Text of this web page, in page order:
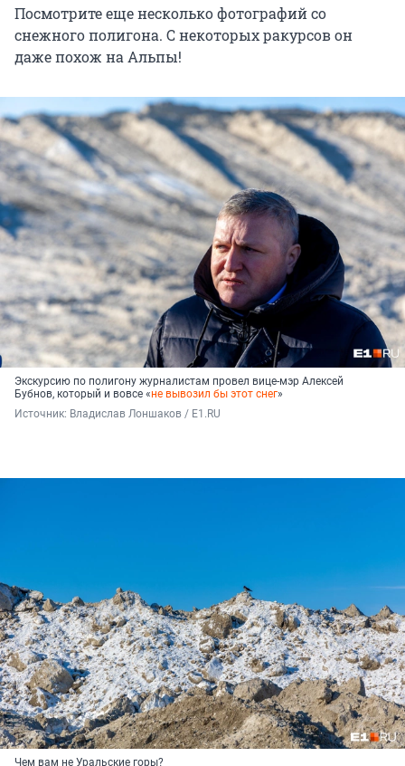
Посмотрите еще несколько фотографий со
снежного полигона. С некоторых ракурсов он
даже похож на Альпы!
Экскурсию по полигону журналистам провел вице-мэр Алексей
Бубнов, который и вовсе «не вывозил бы этот снег»
Источник: Владислав Лоншаков / E1.RU
Чем вам не Уральские горы?